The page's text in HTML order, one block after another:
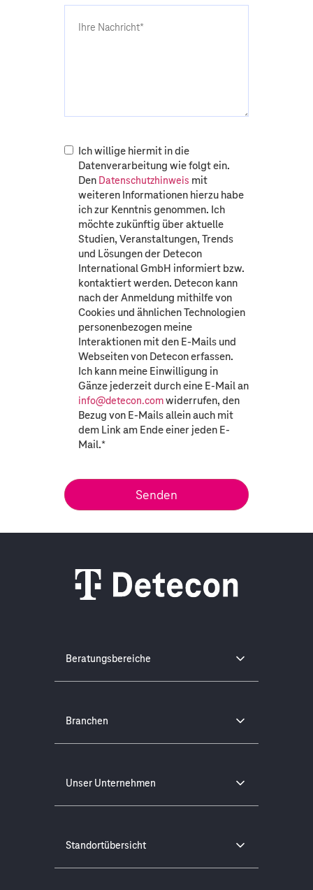
Ich willige hiermit in die
Datenverarbeitung wie folgt ein.
Den Datenschutzhinweis mit
weiteren Informationen hierzu habe
ich zur Kenntnis genommen. Ich
möchte zukünftig über aktuelle
Studien, Veranstaltungen, Trends
und Lösungen der Detecon
International GmbH informiert bzw.
kontaktiert werden. Detecon kann
nach der Anmeldung mithilfe von
Cookies und ähnlichen Technologien
personenbezogen meine
Interaktionen mit den E-Mails und
Webseiten von Detecon erfassen.
Ich kann meine Einwilligung in
Gänze jederzeit durch eine E-Mail an
info@detecon.comwiderrufen, den
Bezug von E-Mails allein auch mit
dem Link am Ende einer jeden E-
Mail.*
Beratungsbereiche
Branchen
Unser Unternehmen
Standortübersicht